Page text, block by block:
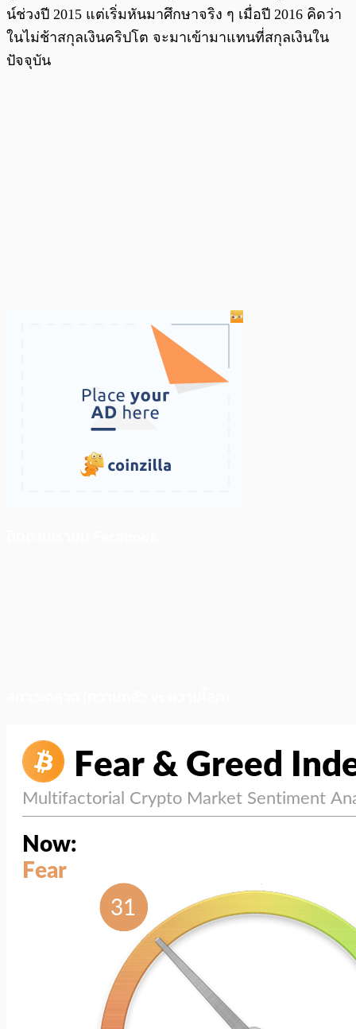
น์ช่วงปี 2015 แต่เริ่มหันมาศึกษาจริง ๆ เมื่อปี 2016 คิดว่า
ในไม่ช้าสกุลเงินคริปโต จะมาเข้ามาแทนที่สกุลเงินใน
ปัจจุบัน